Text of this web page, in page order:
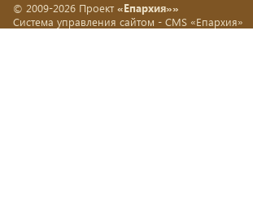
© 2009-2026 Проект «Епархия»»
Система управления сайтом - CMS «Епархия»